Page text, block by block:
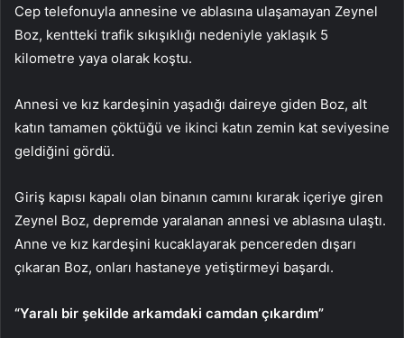
Cep telefonuyla annesine ve ablasına ulaşamayan Zeynel
Boz, kentteki trafik sıkışıklığı nedeniyle yaklaşık 5
kilometre yaya olarak koştu.
Annesi ve kız kardeşinin yaşadığı daireye giden Boz, alt
katın tamamen çöktüğü ve ikinci katın zemin kat seviyesine
geldiğini gördü.
Giriş kapısı kapalı olan binanın camını kırarak içeriye giren
Zeynel Boz, depremde yaralanan annesi ve ablasına ulaştı.
Anne ve kız kardeşini kucaklayarak pencereden dışarı
çıkaran Boz, onları hastaneye yetiştirmeyi başardı.
“Yaralı bir şekilde arkamdaki camdan çıkardım”